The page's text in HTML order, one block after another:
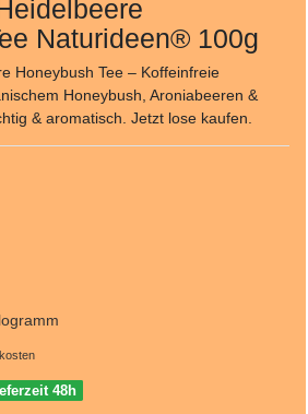
Naturideen® 100g
Honeybush Tee – Koffeinfreie
Honeybush, Aroniabeeren &
& aromatisch. Jetzt lose kaufen.
48h